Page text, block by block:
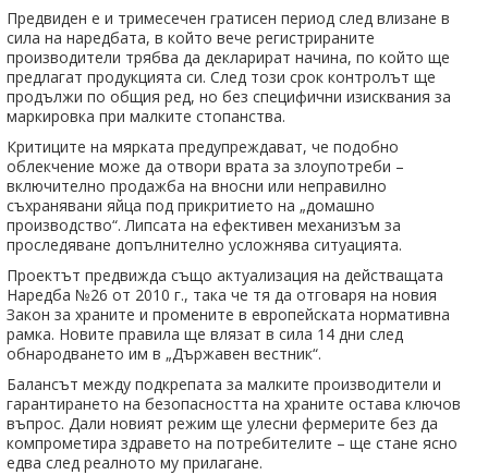
Предвиден е и тримесечен гратисен период след влизане в
сила на наредбата, в който вече регистрираните
производители трябва да декларират начина, по който ще
предлагат продукцията си. След този срок контролът ще
продължи по общия ред, но без специфични изисквания за
маркировка при малките стопанства.
Критиците на мярката предупреждават, че подобно
облекчение може да отвори врата за злоупотреби –
включително продажба на вносни или неправилно
съхранявани яйца под прикритието на „домашно
производство“. Липсата на ефективен механизъм за
проследяване допълнително усложнява ситуацията.
Проектът предвижда също актуализация на действащата
Наредба №26 от 2010 г., така че тя да отговаря на новия
Закон за храните и промените в европейската нормативна
рамка. Новите правила ще влязат в сила 14 дни след
обнародването им в „Държавен вестник“.
Балансът между подкрепата за малките производители и
гарантирането на безопасността на храните остава ключов
въпрос. Дали новият режим ще улесни фермерите без да
компрометира здравето на потребителите – ще стане ясно
едва след реалното му прилагане.